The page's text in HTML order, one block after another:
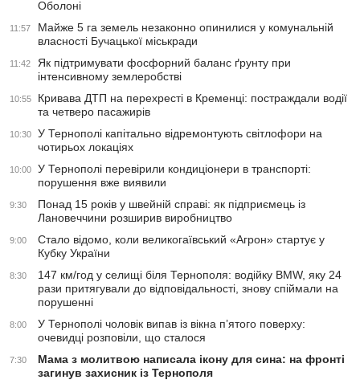
Оболоні
11:57
Майже 5 га земель незаконно опинилися у комунальній
власності Бучацької міськради
11:42
Як підтримувати фосфорний баланс ґрунту при
інтенсивному землеробстві
10:55
Кривава ДТП на перехресті в Кременці: постраждали водії
та четверо пасажирів
10:30
У Тернополі капітально відремонтують світлофори на
чотирьох локаціях
10:00
У Тернополі перевірили кондиціонери в транспорті:
порушення вже виявили
9:30
Понад 15 років у швейній справі: як підприємець із
Лановеччини розширив виробництво
9:00
Стало відомо, коли великогаївський «Агрон» стартує у
Кубку України
8:30
147 км/год у селищі біля Тернополя: водійку BMW, яку 24
рази притягували до відповідальності, знову спіймали на
порушенні
8:00
У Тернополі чоловік випав із вікна п’ятого поверху:
очевидці розповіли, що сталося
7:30
Мама з молитвою написала ікону для сина: на фронті
загинув захисник із Тернополя